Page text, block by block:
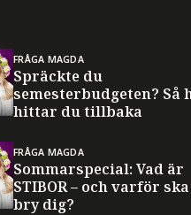
FRÅGA MAGDA
Spräckte du
semesterbudgeten? Så
hittar du tillbaka
FRÅGA MAGDA
Sommarspecial: Vad är
STIBOR – och varför
bry dig?